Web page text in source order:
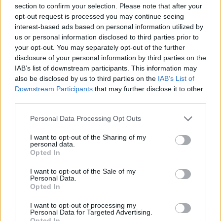
section to confirm your selection. Please note that after your
opt-out request is processed you may continue seeing
interest-based ads based on personal information utilized by
us or personal information disclosed to third parties prior to
your opt-out. You may separately opt-out of the further
disclosure of your personal information by third parties on the
IAB’s list of downstream participants. This information may
also be disclosed by us to third parties on the IAB’s List of
Downstream Participants that may further disclose it to other
Personal Data Processing Opt Outs
I want to opt-out of the Sharing of my
personal data.
Opted In
I want to opt-out of the Sale of my
Personal Data.
Opted In
I want to opt-out of processing my
Personal Data for Targeted Advertising.
πυρετό
06/08/2026 - 15:33 ΟΙΚΟΝΟΜΙΑ
ΟΛΕΣ ΟΙ ΕΙΔΗΣΕΙΣ
ΔΗΜΟΦΙΛΗ
σειρά δεικτών FTSE4Good
06/08/2026 - 14:40
Β.Σ. Καρούλιας: Τζίρος 98,7 εκατ. ευρώ και
αύξηση κερδών 57% - Τα νέα στοιχήματα σε low